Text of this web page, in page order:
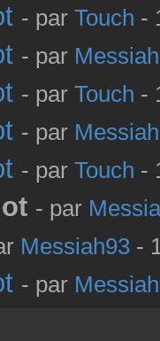
- par Touch -
- par
- par Touch -
- par
- par Touch -
- par
Messiah93 -
- par